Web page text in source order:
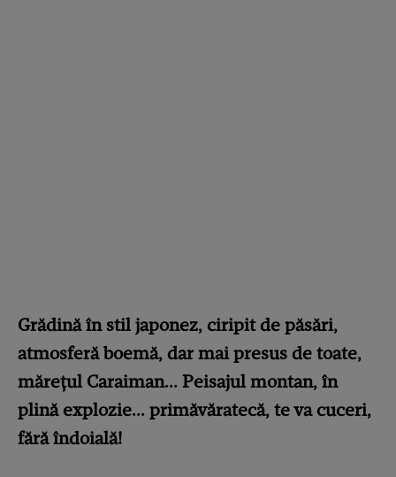
Grădină în stil japonez, ciripit de păsări,
atmosferă boemă, dar mai presus de toate,
mărețul Caraiman... Peisajul montan, în
plină explozie... primăvăratecă, te va cuceri,
fără îndoială!